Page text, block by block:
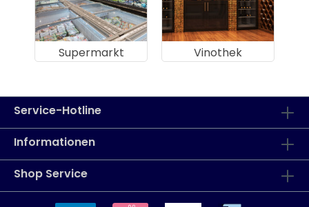
Supermarkt Vinothek
Service-Hotline
Informationen
Shop Service